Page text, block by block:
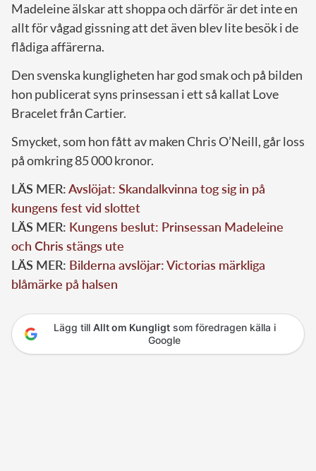
Madeleine älskar att shoppa och därför är det inte en
allt för vågad gissning att det även blev lite besök i de
flådiga affärerna.
Den svenska kungligheten har god smak och på bilden
hon publicerat syns prinsessan i ett så kallat Love
Bracelet från Cartier.
Smycket, som hon fått av maken Chris O’Neill, går loss
på omkring 85 000 kronor.
LÄS MER:Avslöjat: Skandalkvinna tog sig in på
kungens fest vid slottet
LÄS MER: Kungens beslut: Prinsessan Madeleine
och Chris stängs ute
LÄS MER: Bilderna avslöjar: Victorias märkliga
blåmärke på halsen
Lägg till Allt om Kungligtsom föredragen källa i
Google